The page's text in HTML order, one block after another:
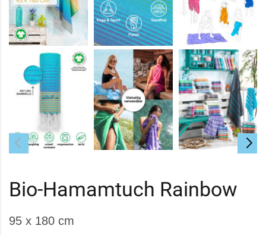
Bio-Hamamtuch Rainbow
95 x 180 cm